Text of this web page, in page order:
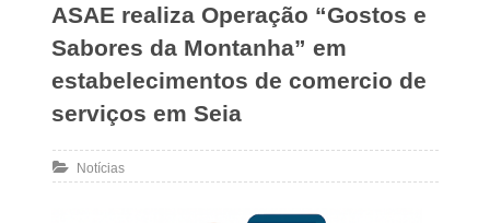
ASAE realiza Operação “Gostos e
Sabores da Montanha” em
estabelecimentos de comercio de
serviços em Seia
Notícias